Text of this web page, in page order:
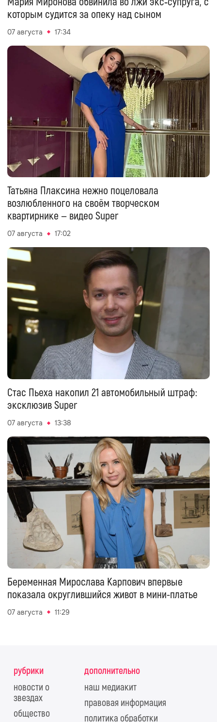
которым судится за опеку над сыном
07 августа 17:34
Татьяна Плаксина нежно поцеловала
возлюбленного на своём творческом
квартирнике — видео Super
07 августа 17:02
Стас Пьеха накопил 21 автомобильный штраф:
эксклюзив Super
07 августа 13:38
Беременная Мирослава Карпович впервые
показала округлившийся живот в мини-платье
07 августа 11:29
рубрики
новости о
звездах
общество
дополнительно
наш медиакит
правовая информация
политика обработки